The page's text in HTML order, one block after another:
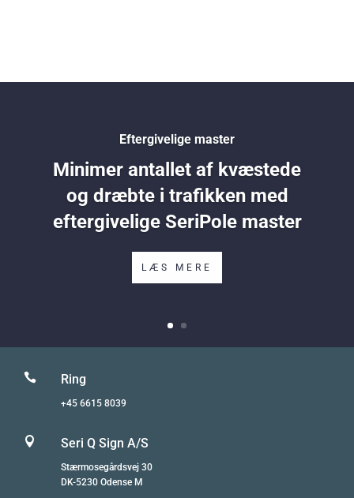
Eftergivelige master
Minimer antallet af kvæstede
og dræbte i trafikken med
eftergivelige SeriPole master
LÆS MERE
 Ring
+45 6615 8039
 Seri Q Sign A/S
Stærmosegårdsvej 30
DK-5230 Odense M